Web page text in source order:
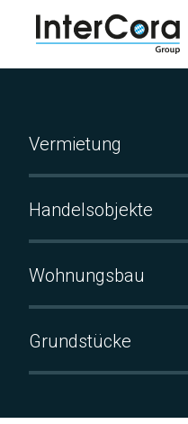
Vermietung
Handelsobjekte
Wohnungsbau
Grundstücke